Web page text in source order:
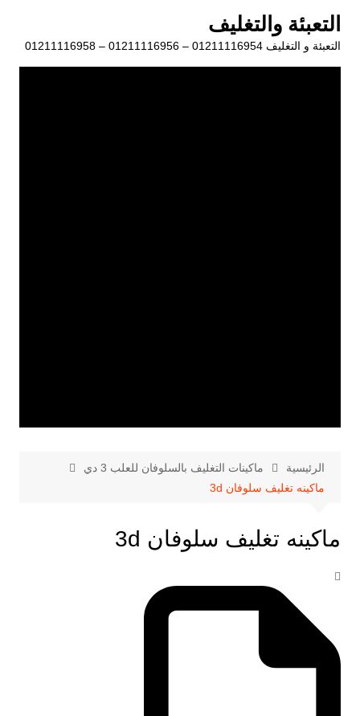
المحتوى
التعبئة والتغليف
التعبئة و التغليف 01211116954 – 01211116956 – 01211116958
الرئيسية
ماكينات التغليف بالسلوفان للعلب 3 دي
ماكينه تغليف سلوفان 3d
ماكينه تغليف سلوفان 3d